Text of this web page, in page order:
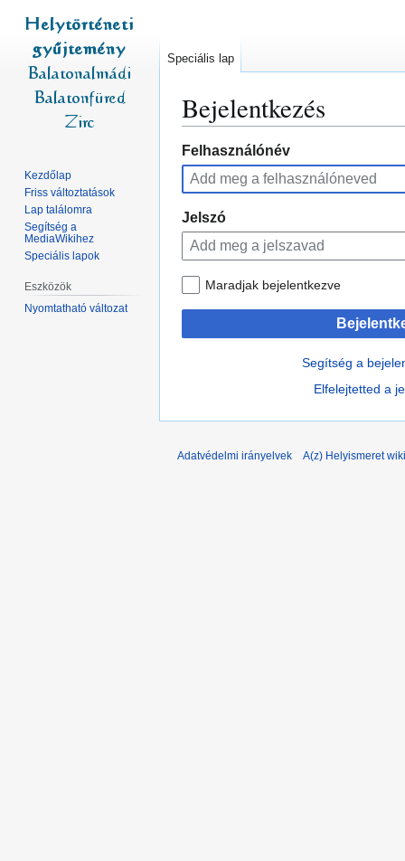
Bejelentkezés
Ugrás
a
navigációhoz
Ugrás
a
kereséshez
Felhasználónév
Jelszó
Maradjak bejelentkezve
Segítség a
Elfelejtetted a
Speciális lap
Kezdőlap
Friss változtatások
Lap találomra
Segítség a
MediaWikihez
Speciális lapok
Eszközök
Nyomtatható változat
Adatvédelmi irányelvek A(z) Helyismeret